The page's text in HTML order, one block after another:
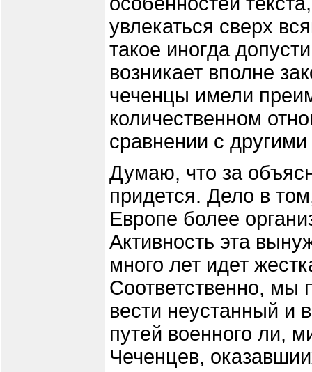
увлекаться сверх
такое иногда
возникает вполне
чеченцы имели
количественном
сравнении с
Думаю, что за
придется. Дело в
Европе более
Активность эта
много лет идет
Соответственно, мы
вести неустанный и
путей военного ли,
Чеченцев,